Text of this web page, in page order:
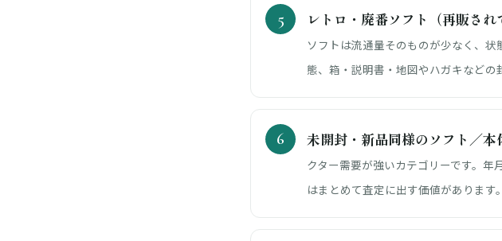
レトロ・廃番ソフト（再販さ
ソフトは流通量そのものが少なく、
態、箱・説明書・地図やハガキなど
未開封・新品同様のソフト／本
クター需要が強いカテゴリーです。
はまとめて査定に出す価値がありま